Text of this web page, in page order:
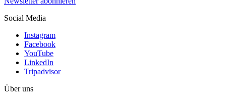
Social Media
Instagram
Facebook
YouTube
LinkedIn
Tripadvisor
Über uns